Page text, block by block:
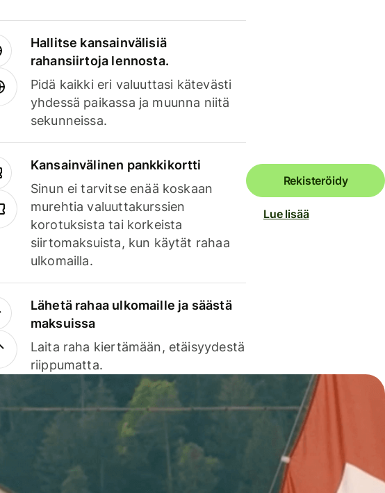
Hallitse kansainvälisiä
rahansiirtoja lennosta.
Pidä kaikki eri valuuttasi kätevästi
yhdessä paikassa ja muunna niitä
sekunneissa.
Kansainvälinen pankkikortti
Sinun ei tarvitse enää koskaan
murehtia valuuttakurssien
korotuksista tai korkeista
siirtomaksuista, kun käytät rahaa
ulkomailla.
Lähetä rahaa ulkomaille ja säästä
maksuissa
Laita raha kiertämään, etäisyydestä
riippumatta.
Rekisteröidy
Lue lisää